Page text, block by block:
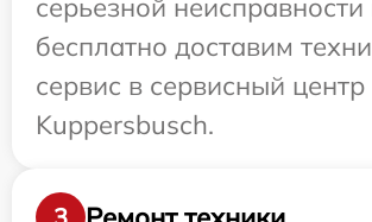
серьезной
бесплатно доставим
сервис в сервисный центр
Kuppersbusch.